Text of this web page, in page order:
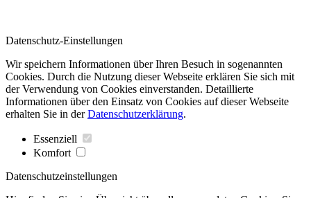
Datenschutz-Einstellungen
Wir speichern Informationen über Ihren Besuch in sogenannten
Cookies. Durch die Nutzung dieser Webseite erklären Sie sich mit
der Verwendung von Cookies einverstanden. Detaillierte
Informationen über den Einsatz von Cookies auf dieser Webseite
erhalten Sie in derDatenschutzerklärung.
Essenziell
Komfort
Datenschutzeinstellungen